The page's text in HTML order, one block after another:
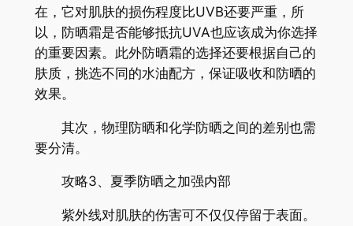
在，它对肌肤的损伤程度比UVB还要严重，所
以，防晒霜是否能够抵抗UVA也应该成为你选择
的重要因素。此外防晒霜的选择还要根据自己的
肤质，挑选不同的水油配方，保证吸收和防晒的
效果。
其次，物理防晒和化学防晒之间的差别也需
要分清。
攻略3、夏季防晒之加强内部
紫外线对肌肤的伤害可不仅仅停留于表面。